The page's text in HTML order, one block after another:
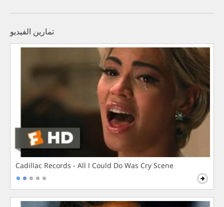
تمارين الفيديو
Cadillac Records - All I Could Do Was Cry Scene